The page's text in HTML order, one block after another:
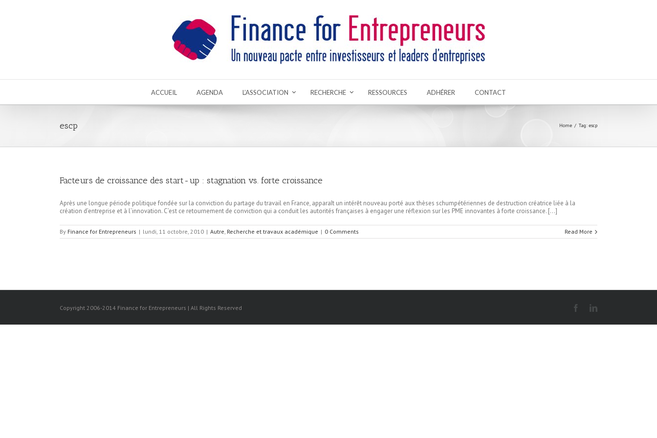
ACCUEIL AGENDA L’ASSOCIATION RECHERCHE RESSOURCES ADHÉRER CONTACT
escp Home Tag: escp
Facteurs de croissance des start-up : stagnation vs. forte croissance
Après une longue période politique fondée sur la conviction du partage du travail en France, apparaît un intérêt nouveau porté aux thèses schumpétériennes de destruction créatrice liée à la
création d’entreprise et à l’innovation. C’est ce retournement de conviction qui a conduit les autorités françaises à engager une réflexion sur les PME innovantes à forte croissance. […]
By Finance for Entrepreneurs | lundi, 11 octobre, 2010 | Autre Recherche et travaux académique | 0 Comments Read More
Copyright 2006-2014 Finance for Entrepreneurs | All Rights Reserved